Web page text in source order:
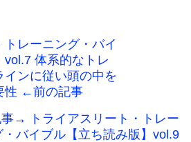
トレーニング・バイ
体系的なトレ
ンに従い頭の中を
性 ←前の記事
→ トライアスリート・トレー
・バイブル【立ち読み版】vol.9